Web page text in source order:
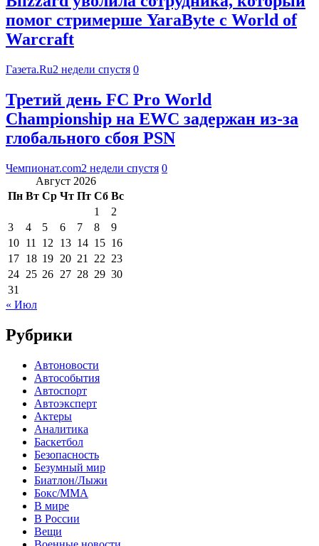
помог стримерше YaraByte с World of
Warcraft
Газета.Ru2 недели спустя 0
Третий день FC Pro World
Championship на EWC задержан из-за
глобального сбоя PSN
Чемпионат.com2 недели спустя 0
Август 2026
Пн Вт Ср Чт Пт Сб Вс
1
2
3
4 5 6 7 8
9
10 11 12 13 14 15 16
17 18 19 20 21 22 23
24 25 26 27 28 29 30
31
« Июл
Рубрики
Автоновости
Автособытия
Автоспорт
Автоэксперт
Актеры
Аналитика
Баскетбол
Безопасность
Безумный мир
Биатлон/Лыжи
Бокс/MMA
В мире
В России
Вещи